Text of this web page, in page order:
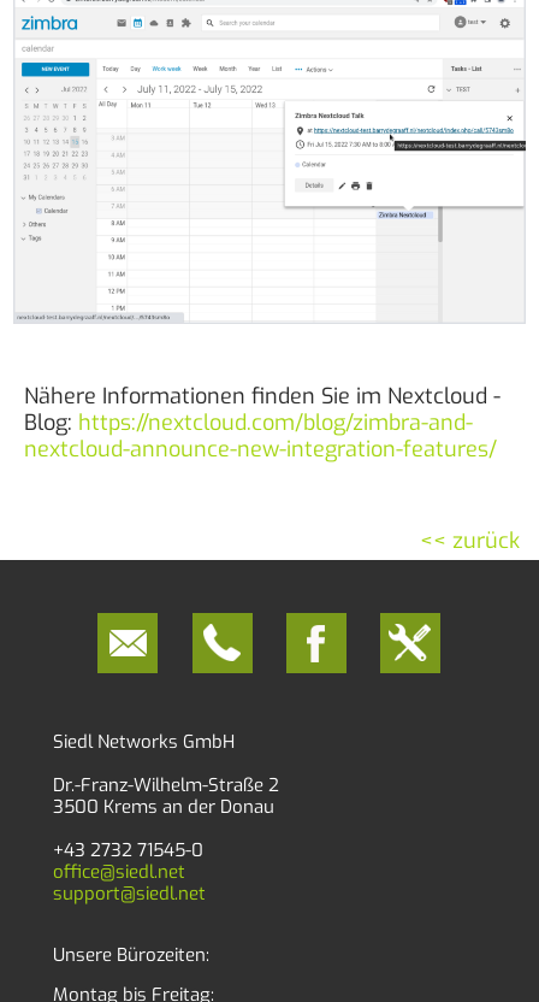
Nähere Informationen finden Sie im Nextcloud -
Blog: https://nextcloud.com/blog/zimbra-and-
nextcloud-announce-new-integration-features/
<< zurück
Siedl Networks GmbH
Dr.-Franz-Wilhelm-Straße 2
3500 Krems an der Donau
+43 2732 71545-0
office@siedl.net
support@siedl.net
Unsere Bürozeiten:
Montag bis Freitag: